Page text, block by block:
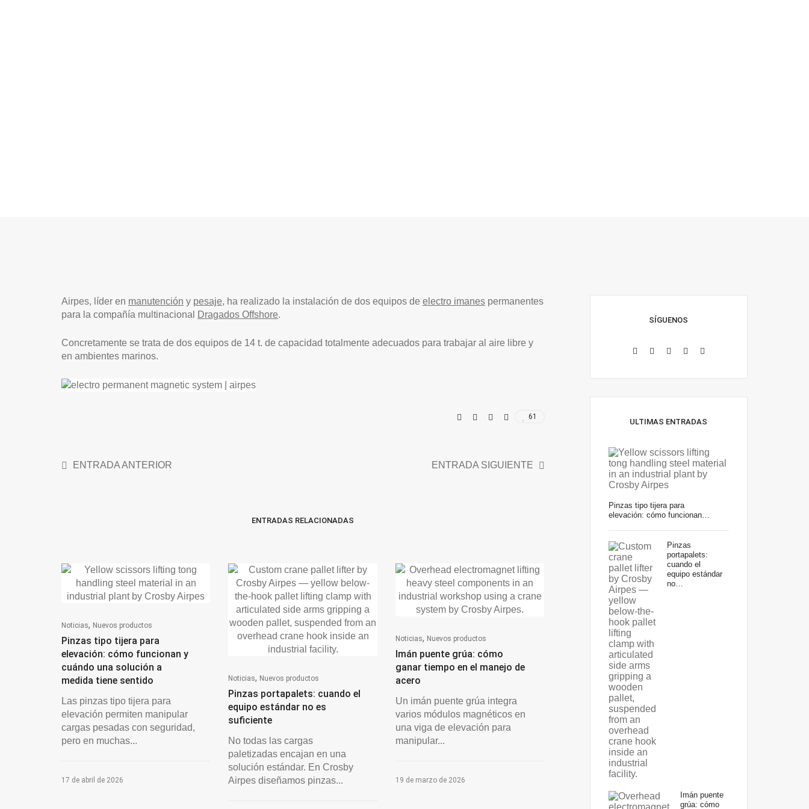
Airpes, líder en manutención y pesaje, ha realizado la instalación de dos equipos de electro imanes permanentes
para la compañía multinacional
Dragados Offshore.
Concretamente se trata de dos equipos de 14 t. de capacidad totalmente adecuados para trabajar al aire libre y
en ambientes marinos.
61
ENTRADA ANTERIOR ENTRADA SIGUIENTE
ENTRADAS RELACIONADAS
Noticias, Nuevos productos
Pinzas tipo tijera para
elevación: cómo funcionan y
cuándo una solución a
medida tiene sentido
Las pinzas tipo tijera para
elevación permiten manipular
cargas pesadas con seguridad,
pero en muchas...
17 de abril de 2026
Noticias, Nuevos productos
Pinzas portapalets: cuando el
equipo estándar no es
suficiente
No todas las cargas
paletizadas encajan en una
solución estándar. En Crosby
Airpes diseñamos pinzas...
Noticias, Nuevos productos
Imán puente grúa: cómo
ganar tiempo en el manejo de
acero
Un imán puente grúa integra
varios módulos magnéticos en
una viga de elevación para
manipular...
19 de marzo de 2026
SÍGUENOS
ULTIMAS ENTRADAS
Pinzas tipo tijera para
elevación: cómo funcionan…
Pinzas
portapalets:
cuando el
equipo estándar
no…
Imán puente
grúa: cómo